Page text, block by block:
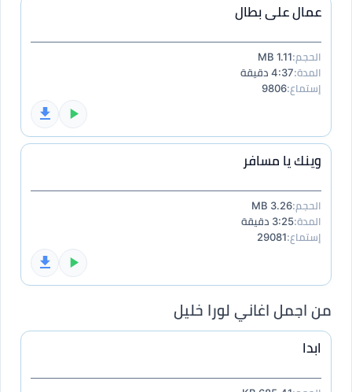
عمال على بطال
الحجم:1.11 MB
المدة:4:37 دقيقة
إستماع:9806
وينك يا مسافر
الحجم:3.26 MB
المدة:3:25 دقيقة
إستماع:29081
من اجمل اغاني لورا خليل
ابدا